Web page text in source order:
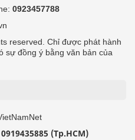
0923457788
reserved. Chỉ được phát hành
sự đồng ý bằng văn bản của
0919435885 (Tp.HCM)